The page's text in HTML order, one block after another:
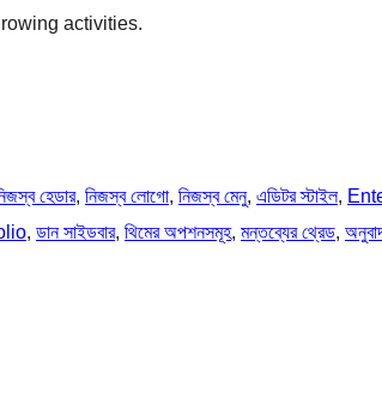
activities.
হেডার, নিজস্ব লোগো, নিজস্ব মেনু, এডিটর স্টাইল,
, ডান সাইডবার, থিমের অপশনসমূহ, মন্তব্যের থ্রেড,